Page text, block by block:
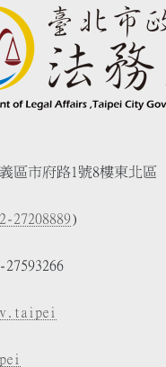
區市府路1號8樓東北區
27208889)
27593266